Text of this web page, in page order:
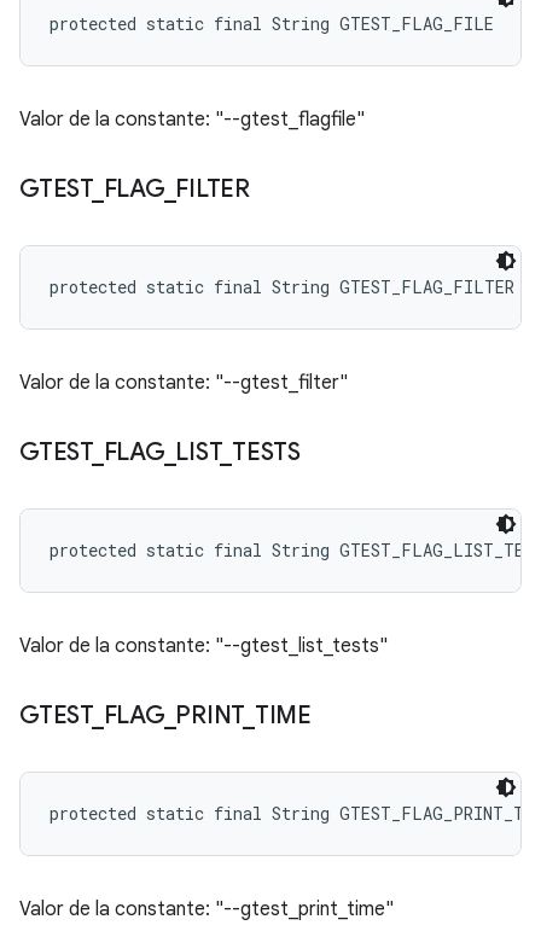
protected static final String GTEST_FLAG_FILE
Valor de la constante: "--gtest_flagfile"
GTEST_ FLAG_ FILTER
protected static final String GTEST_FLAG_FILTER
Valor de la constante: "--gtest_filter"
GTEST_ FLAG_ LIST_ TESTS
protected static final String
Valor de la constante: "--gtest_list_tests"
GTEST_ FLAG_ PRINT_ TIME
protected static final String
Valor de la constante: "--gtest_print_time"